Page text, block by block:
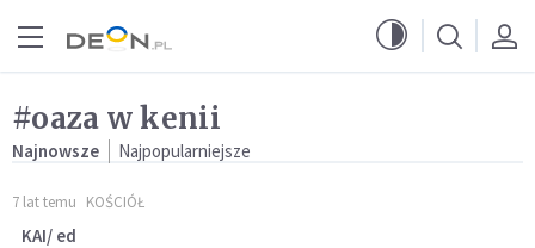
#oaza w kenii
Najnowsze Najpopularniejsze
7 lat temu KOŚCIÓŁ
KAI/ ed